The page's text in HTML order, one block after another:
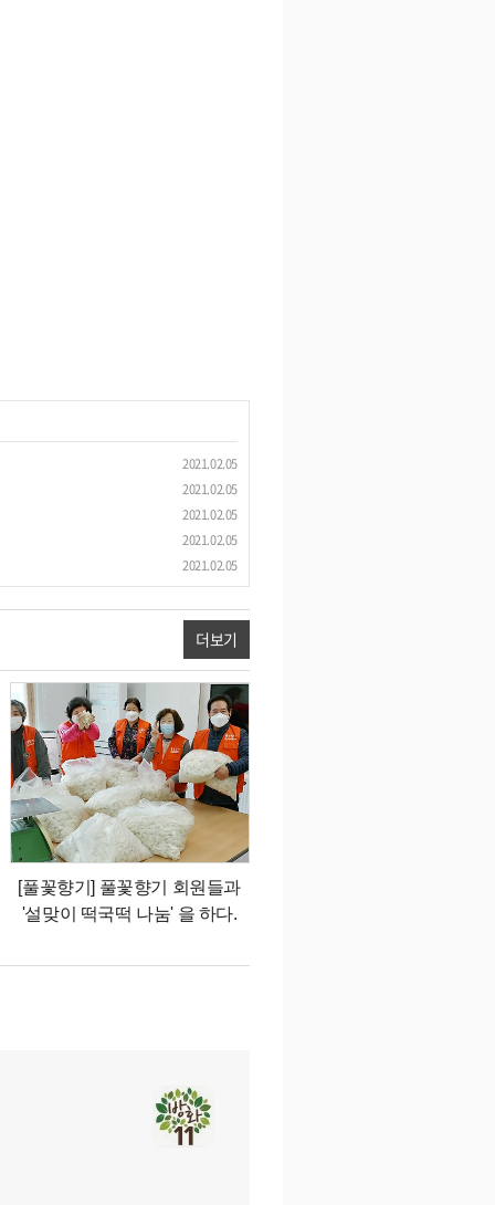
2021.02.05
2021.02.05
2021.02.05
2021.02.05
2021.02.05
더보기
[풀꽃향기] 풀꽃향기 회원들과
'설맞이 떡국떡 나눔' 을 하다.